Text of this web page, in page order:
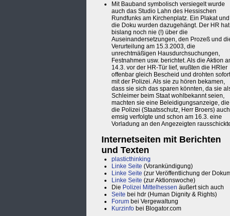
Mit Bauband symbolisch versiegelt wurde
auch das Studio Lahn des Hessischen
Rundfunks am Kirchenplatz. Ein Plakat und
die Doku wurden dazugehängt. Der HR hat
bislang noch nie (!) über die
Auseinandersetzungen, den Prozeß und
Verurteilung am 15.3.2003, die
unrechtmäßigen Hausdurchsuchungen,
Festnahmen usw. berichtet. Als die Aktion
14.3. vor der HR-Tür lief, wußten die HRler
offenbar gleich Bescheid und drohten sofort
mit der Polizei. Als sie zu hören bekamen,
dass sie sich das sparen könnten, da sie
Schleimer beim Staat wohlbekannt seien,
machten sie eine Beleidigungsanzeige, die
die Polizei (Staatsschutz, Herr Broers) auch
emsig verfolgte und schon am 16.3. eine
Vorladung an den Angezeigten
Internetseiten mit Berichten
und Texten
plasticthinking
Linke Seite (Vorankündigung)
Linke Seite (zur Veröffentlichung der
Linke Seite (zur Aktionswoche)
Die Polizei Mittelhessen äußert sich auch
Seite bei hdr (Human Dignity & Rights)
Forum bei Vergewaltung
Kurzinfo bei Blogator.com